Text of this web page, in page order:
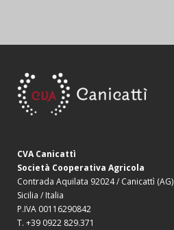
CVA Canicattì
Società Cooperativa Agricola
Contrada Aquilata 92024 / Canicattì (AG)
Sicilia / Italia
P.IVA 00116290842
T. +39 0922 829.371